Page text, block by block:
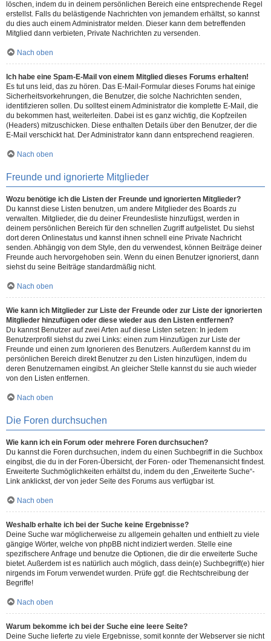
löschen, indem du in deinem persönlichen Bereich eine entsprechende Regel
erstellst. Falls du belästigende Nachrichten von jemandem erhältst, so kannst
du dies auch einem Administrator melden. Dieser kann dem betreffenden
Mitglied dann verbieten, Private Nachrichten zu versenden.
Nach oben
Ich habe eine Spam-E-Mail von einem Mitglied dieses Forums erhalten!
Es tut uns leid, das zu hören. Das E-Mail-Formular dieses Forums hat einige
Sicherheitsvorkehrungen, die Benutzer, die solche Nachrichten senden,
identifizieren sollen. Du solltest einem Administrator die komplette E-Mail, die
du bekommen hast, weiterleiten. Dabei ist es ganz wichtig, die Kopfzeilen
(Headers) mitzuschicken. Diese enthalten Details über den Benutzer, der die
E-Mail verschickt hat. Der Administrator kann dann entsprechend reagieren.
Nach oben
Freunde und ignorierte Mitglieder
Wozu benötige ich die Listen der Freunde und ignorierten Mitglieder?
Du kannst diese Listen benutzen, um andere Mitglieder des Boards zu
verwalten. Mitglieder, die du deiner Freundesliste hinzufügst, werden in
deinem persönlichen Bereich für den schnellen Zugriff aufgelistet. Du siehst
dort deren Onlinestatus und kannst ihnen schnell eine Private Nachricht
senden. Abhängig von dem Style, den du verwendest, können Beiträge deiner
Freunde auch hervorgehoben sein. Wenn du einen Benutzer ignorierst, dann
siehst du seine Beiträge standardmäßig nicht.
Nach oben
Wie kann ich Mitglieder zur Liste der Freunde oder zur Liste der ignorierten
Mitglieder hinzufügen oder diese wieder aus den Listen entfernen?
Du kannst Benutzer auf zwei Arten auf diese Listen setzen: In jedem
Benutzerprofil siehst du zwei Links: einen zum Hinzufügen zur Liste der
Freunde und einen zum Ignorieren des Benutzers. Außerdem kannst du im
persönlichen Bereich direkt Benutzer zu den Listen hinzufügen, indem du
deren Benutzernamen eingibst. An gleicher Stelle kannst du sie auch wieder
von den Listen entfernen.
Nach oben
Die Foren durchsuchen
Wie kann ich ein Forum oder mehrere Foren durchsuchen?
Du kannst die Foren durchsuchen, indem du einen Suchbegriff in die Suchbox
eingibst, die du in der Foren-Übersicht, der Foren- oder Themenansicht findest.
Erweiterte Suchmöglichkeiten erhältst du, indem du den „Erweiterte Suche“-
Link anklickst, der von jeder Seite des Forums aus verfügbar ist.
Nach oben
Weshalb erhalte ich bei der Suche keine Ergebnisse?
Deine Suche war möglicherweise zu allgemein gehalten und enthielt zu viele
gängige Wörter, welche von phpBB nicht indiziert werden. Stelle eine
spezifischere Anfrage und benutze die Optionen, die dir die erweiterte Suche
bietet. Außerdem ist es natürlich auch möglich, dass dein(e) Suchbegriff(e) hier
nirgends im Forum verwendet wurden. Prüfe ggf. die Rechtschreibung der
Begriffe!
Nach oben
Warum bekomme ich bei der Suche eine leere Seite?
Deine Suche lieferte zu viele Ergebnisse, somit konnte der Webserver sie nicht